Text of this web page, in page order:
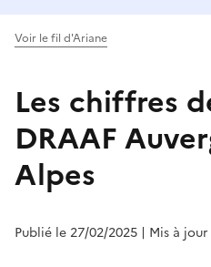
Voir le fil d'Ariane
Les chiffres
DRAAF
Alpes
Publié le 27/02/2025 | Mis à